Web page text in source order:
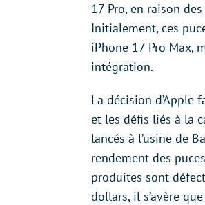
17 Pro, en raison
Initialement, ces
iPhone 17 Pro Max,
intégration.
La décision
et les défis liés à la
lancés à l’usine de
rendement des
produites sont
dollars, il s’avère